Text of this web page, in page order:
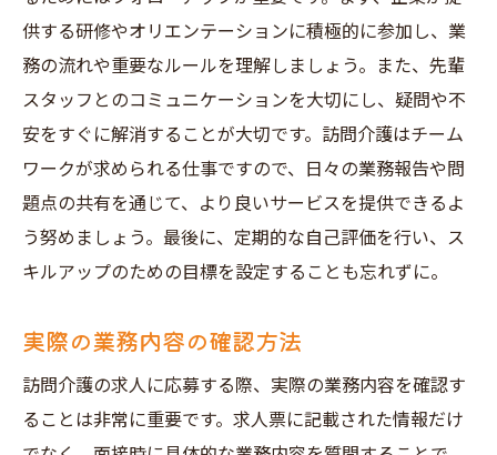
供する研修やオリエンテーションに積極的に参加し、業
務の流れや重要なルールを理解しましょう。また、先輩
スタッフとのコミュニケーションを大切にし、疑問や不
安をすぐに解消することが大切です。訪問介護はチーム
ワークが求められる仕事ですので、日々の業務報告や問
題点の共有を通じて、より良いサービスを提供できるよ
う努めましょう。最後に、定期的な自己評価を行い、ス
キルアップのための目標を設定することも忘れずに。
実際の業務内容の確認方法
訪問介護の求人に応募する際、実際の業務内容を確認す
ることは非常に重要です。求人票に記載された情報だけ